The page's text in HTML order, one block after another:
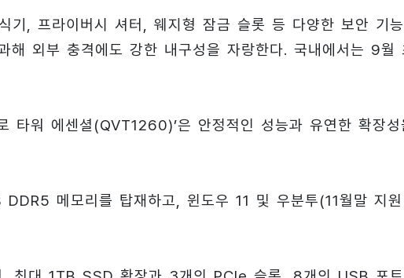
, 프라이버시 셔터, 웨지형 잠금 슬롯 등 다양한 보안 기
외부 충격에도 강한 내구성을 자랑한다. 국내에서는 9월
타워 에센셜(QVT1260)’은 안정적인 성능과 유연한 확장성
메모리를 탑재하고, 윈도우 11 및 우분투(11월말 지